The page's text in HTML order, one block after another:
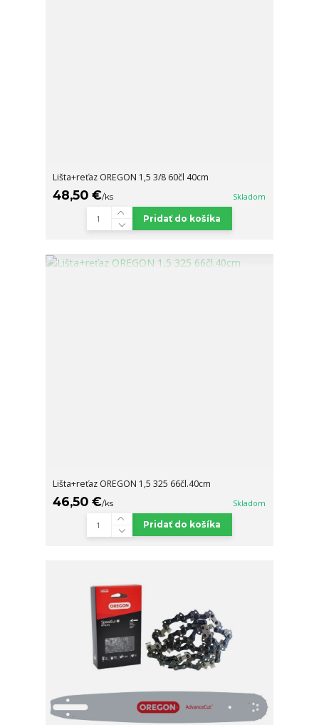
Lišta+reťaz OREGON 1,5 3/8 60čl 40cm
48,50 €/ks Skladom
Pridať do košíka
Lišta+reťaz OREGON 1,5 325 66čl.40cm
46,50 €/ks Skladom
Pridať do košíka